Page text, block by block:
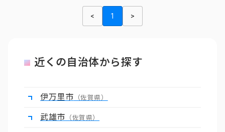
< 1 >
近くの自治体から探す
伊万里市 （佐賀県）
武雄市 （佐賀県）